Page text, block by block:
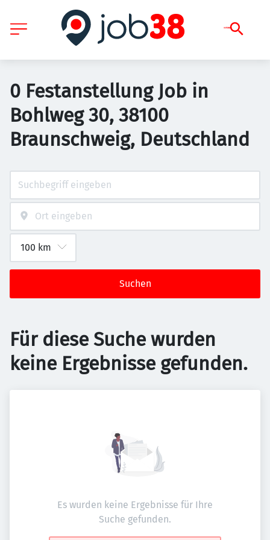
0 Festanstellung Job in
Bohlweg 30, 38100
Braunschweig, Deutschland
Suchen
Für diese Suche wurden
keine Ergebnisse gefunden.
Es wurden keine Ergebnisse für Ihre
Suche gefunden.